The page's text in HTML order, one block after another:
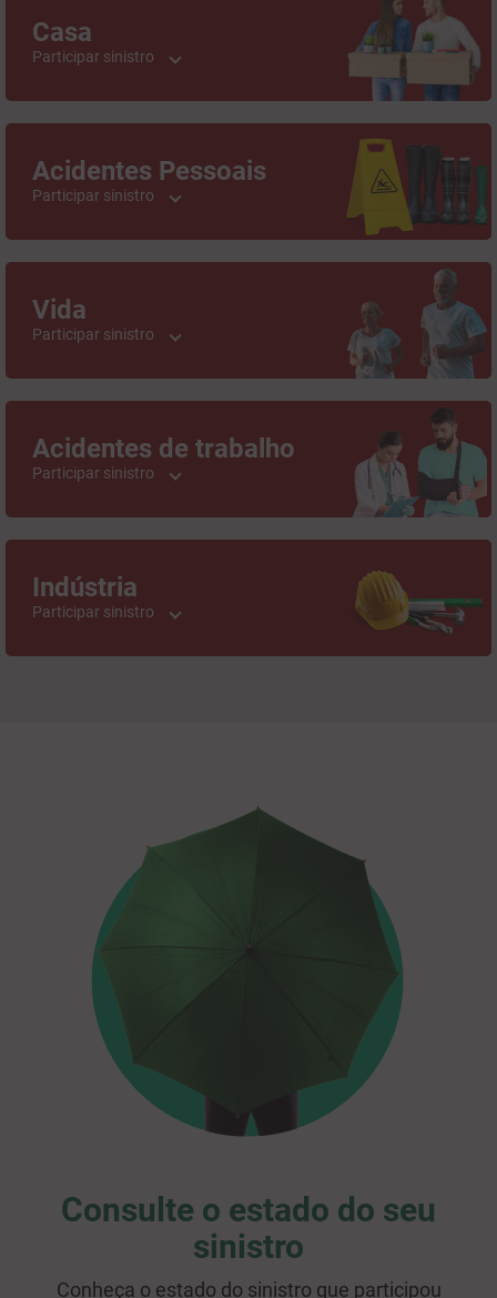
Casa
Participar sinistro
Acidentes Pessoais
Participar sinistro
Vida
Participar sinistro
Acidentes de trabalho
Participar sinistro
Indústria
Participar sinistro
Consulte o estado do seu
sinistro
Conheça o estado do sinistro que participou